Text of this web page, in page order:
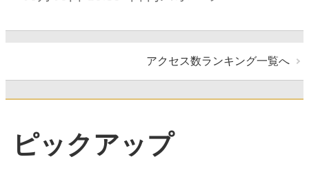
アクセス数ランキング一覧へ
ピックアップ